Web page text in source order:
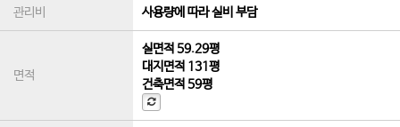
관리비 사용량에 따라 실비 부담
면적
실면적59.29평
대지면적 131평
건축면적59평